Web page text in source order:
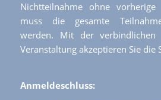
Nichtteilnahme ohne vorherige
muss die gesamte
werden. Mit der
Veranstaltung akzeptieren Sie die
Anmeldeschluss: